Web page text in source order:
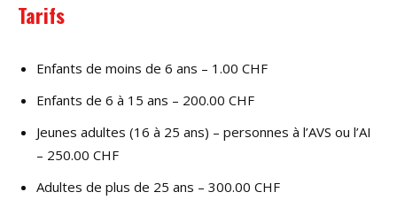
Tarifs
Enfants de moins de 6 ans – 1.00 CHF
Enfants de 6 à 15 ans – 200.00 CHF
Jeunes adultes (16 à 25 ans) – personnes à l’AVS ou l’AI
– 250.00 CHF
Adultes de plus de 25 ans – 300.00 CHF